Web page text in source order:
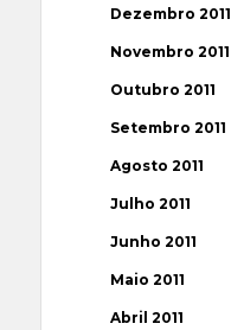
Dezembro 2011
Novembro 2011
Outubro 2011
Setembro 2011
Agosto 2011
Julho 2011
Junho 2011
Maio 2011
Abril 2011